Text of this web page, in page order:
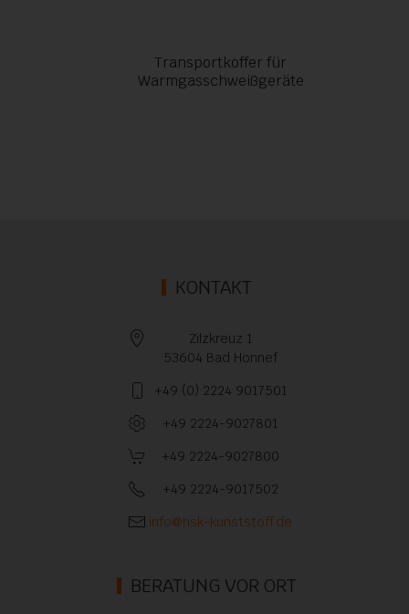
Transportkoffer für
Warmgasschweißgeräte
KONTAKT
Zilzkreuz 1
53604 Bad Honnef
+49 (0) 2224 9017501
+49 2224-9027801
+49 2224-9027800
+49 2224-9017502
info@hsk-kunststoff.de
BERATUNG VOR ORT